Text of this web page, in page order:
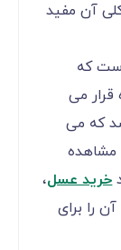
آن مفید
که
قرار می
که می
مشاهده
خرید عسل،
را برای